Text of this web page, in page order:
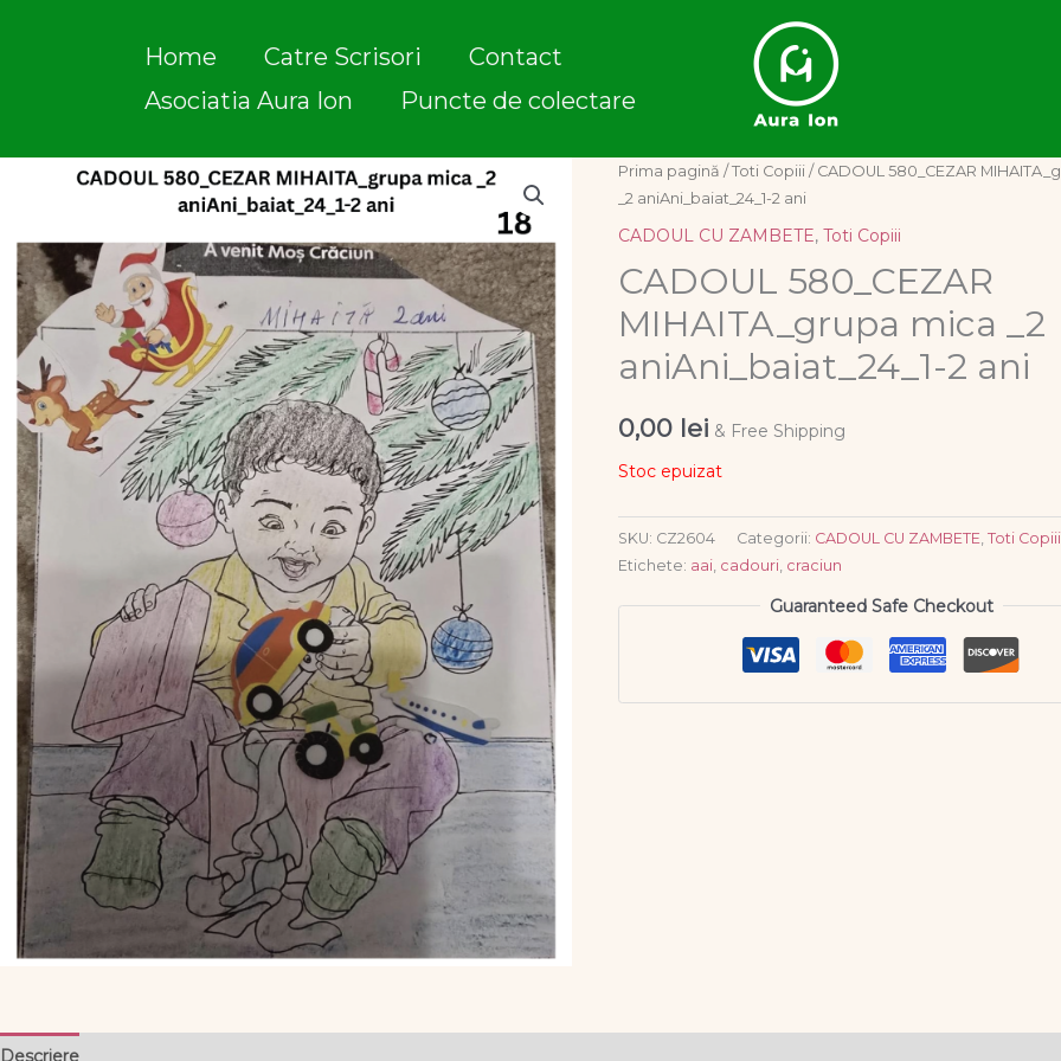
Home Catre Scrisori
Contact
Asociatia Aura Ion
Puncte de colectare
Prima pagină /Toti Copiii / CADOUL 580_CEZAR
_2 aniAni_baiat_24_1-2 ani
CADOUL CU ZAMBETE,Toti Copiii
CADOUL 580_CEZAR
MIHAITA_grupa mica _2
aniAni_baiat_24_1-2 ani
0,00 lei & Free Shipping
Stoc epuizat
SKU: CZ2604 Categorii: CADOUL CU ZAMBETE ,Toti Copiii
Etichete: aai cadouri craciun
Guaranteed Safe Checkout
Descriere